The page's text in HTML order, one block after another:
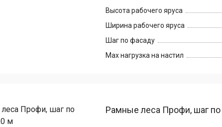
Высота рабочего яруса
Ширина рабочего яруса
Шаг по фасаду
Max нагрузка на настил
Рамные леса Профи, шаг